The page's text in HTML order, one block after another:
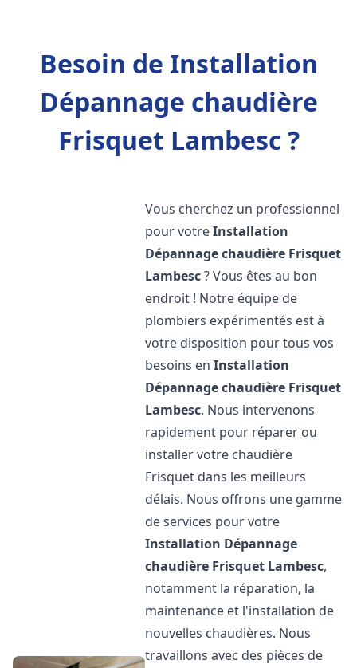
Besoin de Installation
Dépannage chaudière
Frisquet Lambesc ?
Vous cherchez un professionnel
pour votreInstallation
Dépannage chaudière Frisquet
Lambesc? Vous êtes au bon
endroit ! Notre équipe de
plombiers expérimentés est à
votre disposition pour tous vos
besoins enInstallation
Dépannage chaudière Frisquet
Lambesc. Nous intervenons
rapidement pour réparer ou
installer votre chaudière
Frisquet dans les meilleurs
délais. Nous offrons une gamme
de services pour votre
Installation Dépannage
chaudière Frisquet Lambesc,
notamment la réparation, la
maintenance et l'installation de
nouvelles chaudières. Nous
travaillons avec des pièces de